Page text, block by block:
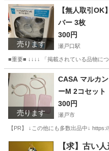
売ります
【無人取引
バー 3枚
300円
瀬戸口駅
■重要■ ↓↓↓↓ 「掲載されている品物に
愛知 瀬戸市 タ
売ります
CASA マルカ
ーM 2コセット
300円
瀬戸市
【PR】 ↓この他にも多数出品中↓
愛知 瀬戸市 その他 マル
【求】古い